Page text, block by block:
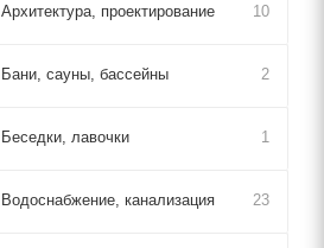
Архитектура, проектирование 10
Бани, сауны, бассейны 2
Беседки, лавочки 1
Водоснабжение, канализация 23